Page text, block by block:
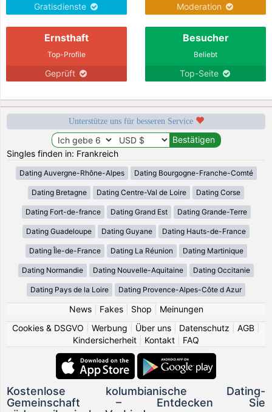
Gratisdienste Moderation
Ernsthaft
Top-Profile
Geprüft
Besucher
Beliebt
Top-Seite
Unterstütze uns für besseren Service
Singles finden in: Frankreich
Dating Auvergne-Rhône-Alpes Dating Bourgogne-Franche-Comté
Dating Bretagne Dating Centre-Val de Loire Dating Corse
Dating Fort-de-france Dating Grand Est Dating Grande-Terre
Dating Guadeloupe Dating Guyane Dating Hauts-de-France
Dating Île-de-France Dating La Réunion Dating Martinique
Dating Normandie Dating Nouvelle-Aquitaine Dating Occitanie
Dating Pays de la Loire Dating Provence-Alpes-Côte d Azur
News| Fakes| Shop
Meinungen
Cookies & DSGVO
Werbung Über uns Datenschutz AGB
Kindersicherheit
Kontakt FAQ
Kostenlose kolumbianische Dating-
Gemeinschaft – Entdecken Sie